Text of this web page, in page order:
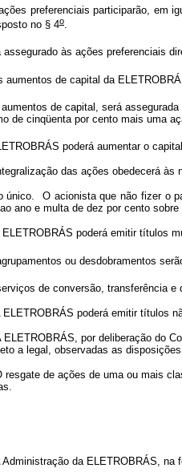
preferenciais participarão, em
no § 4o
assegurado às ações preferenciais
aumentos de capital da
de capital, será assegurada
de cinqüenta por cento mais uma
poderá aumentar o
das ações obedecerá às
O acionista que não fizer o
ano e multa de dez por cento
poderá emitir títulos
ou desdobramentos
de conversão, transferência e
poderá emitir títulos não
por deliberação do
a legal, observadas as
de ações de uma ou mais
da ELETROBRÁS, na